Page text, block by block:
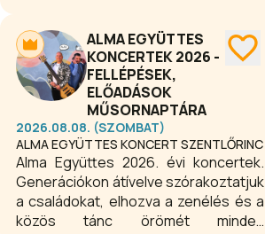
Koncertek, színházi előadások,
fesztiválok, kiállítások és családi
programok kínálnak szórakozást
minden korosztálynak.
ALMA EGYÜTTES
KONCERTEK 2026 -
FELLÉPÉSEK,
ELŐADÁSOK
MŰSORNAPTÁRA
2026.08.08. (SZOMBAT)
ALMA EGYÜTTES KONCERT SZENTLŐRINC
Alma Együttes 2026. évi koncertek.
Generációkon átívelve szórakoztatjuk
a családokat, elhozva a zenélés és a
közös tánc örömét minden